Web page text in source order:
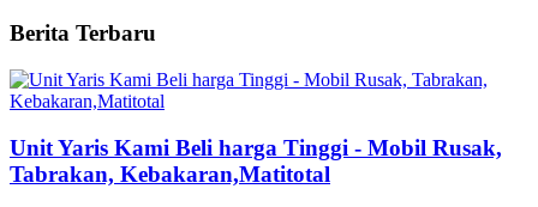
Berita Terbaru
Unit Yaris Kami Beli harga Tinggi - Mobil Rusak,
Tabrakan, Kebakaran,Matitotal